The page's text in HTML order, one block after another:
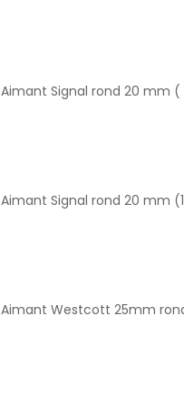
Aimant Signal rond 20 mm (
Aimant Signal rond 20 mm
Aimant Westcott 25mm